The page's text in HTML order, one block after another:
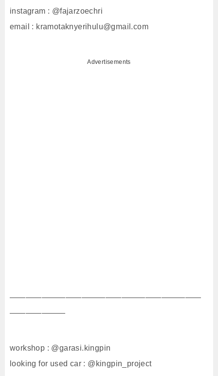
instagram : @fajarzoechri
email : kramotaknyerihulu@gmail.com
Advertisements
————————————————————————
———————
workshop : @garasi.kingpin
looking for used car : @kingpin_project